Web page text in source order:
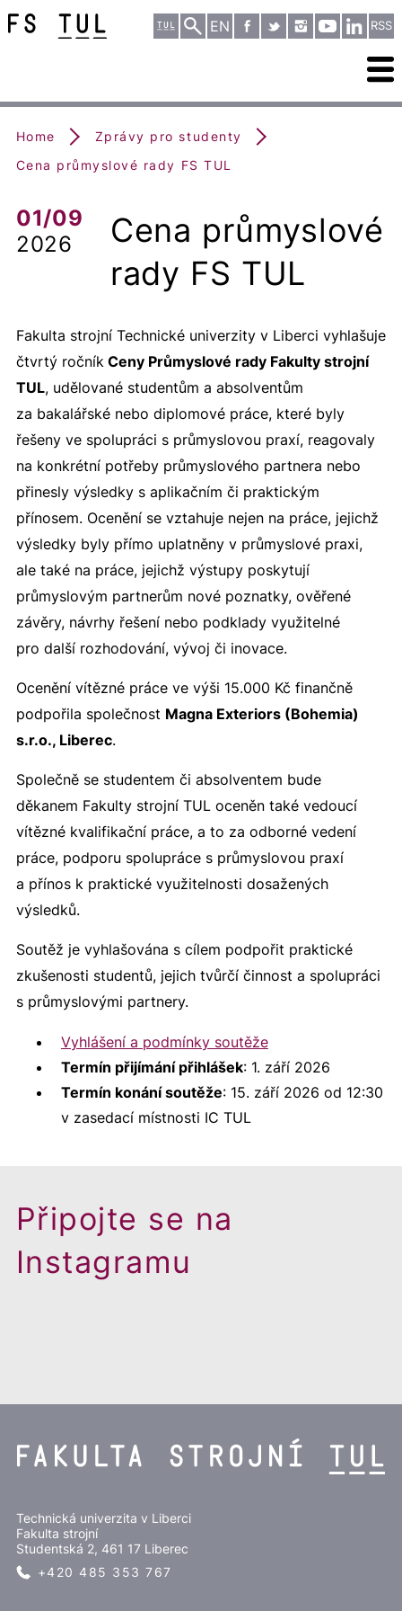
EN RSS
Home
Zprávy pro studenty
Cena průmyslové rady FS TUL
01/09
2026
Cena průmyslové
rady FS TUL
Fakulta strojní Technické univerzity v Liberci vyhlašuje
čtvrtý ročníkCeny Průmyslové rady Fakulty strojní
TUL, udělované studentům a absolventům
za bakalářské nebo diplomové práce, které byly
řešeny ve spolupráci s průmyslovou praxí, reagovaly
na konkrétní potřeby průmyslového partnera nebo
přinesly výsledky s aplikačním či praktickým
přínosem. Ocenění se vztahuje nejen na práce, jejichž
výsledky byly přímo uplatněny v průmyslové praxi,
ale také na práce, jejichž výstupy poskytují
průmyslovým partnerům nové poznatky, ověřené
závěry, návrhy řešení nebo podklady využitelné
pro další rozhodování, vývoj či inovace.
Ocenění vítězné práce ve výši 15.000 Kč finančně
podpořila společnost Magna Exteriors (Bohemia)
s.r.o., Liberec.
Společně se studentem či absolventem bude
děkanem Fakulty strojní TUL oceněn také vedoucí
vítězné kvalifikační práce, a to za odborné vedení
práce, podporu spolupráce s průmyslovou praxí
a přínos k praktické využitelnosti dosažených
výsledků.
Soutěž je vyhlašována s cílem podpořit praktické
zkušenosti studentů, jejich tvůrčí činnost a spolupráci
s průmyslovými partnery.
Vyhlášení a podmínky soutěže
Termín přijímání přihlášek: 1. září 2026
Termín konání soutěže: 15. září 2026 od 12:30
v zasedací místnosti IC TUL
Připojte se na
Instagramu
Technická univerzita v Liberci
Fakulta strojní
Studentská 2, 461 17 Liberec
+420 485 353 767